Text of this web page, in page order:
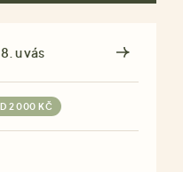
8. u vás
2 000 KČ